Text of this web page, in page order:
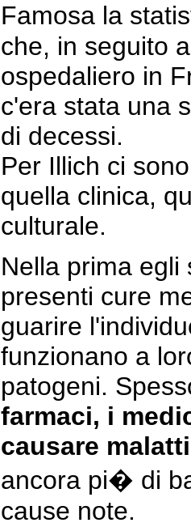
Famosa la
che, in seguito
ospedaliero in
c'era stata una
di decessi.
Per Illich ci
quella clinica,
culturale.
Nella prima egli
presenti cure
guarire
funzionano a
patogeni.
farmaci, i
causare
ancora pi� di
cause note.